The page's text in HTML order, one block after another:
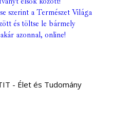
szerint a Természet Világa
és töltse le bármely
azonnal, online!
- Élet és Tudomány